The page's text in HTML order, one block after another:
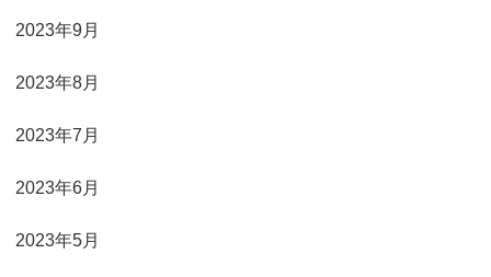
2023年9月
2023年8月
2023年7月
2023年6月
2023年5月